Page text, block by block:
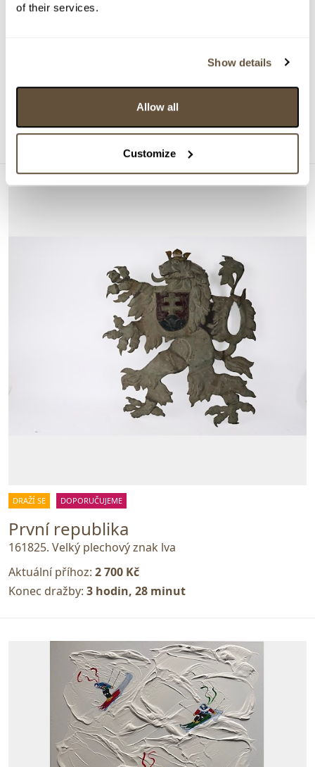
of their services.
Show details
Allow all
Customize
161824. Tesák se zdobenou rukojetí
Konec dražby:3 hodin, 28 minut
DRAŽÍ SE DOPORUČUJEME
První republika
161825. Velký plechový znak lva
Aktuální příhoz: 2 700 Kč
Konec dražby: 3 hodin, 28 minut